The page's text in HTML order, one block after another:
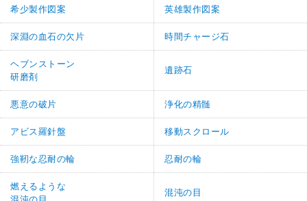
希少製作図案 英雄製作図案
深淵の血石の欠片 時間チャージ石
ヘブンストーン
研磨剤
遺跡石
悪意の破片 浄化の精髄
アビス羅針盤 移動スクロール
強靭な忍耐の輪 忍耐の輪
燃えるような
混沌の目